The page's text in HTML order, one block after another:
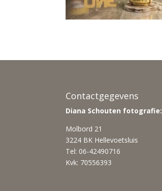
Contactgegevens
Diana Schouten fotografie:
Molbord 21
3224 BK Hellevoetsluis
Tel: 06-42490716
Kvk: 70556393